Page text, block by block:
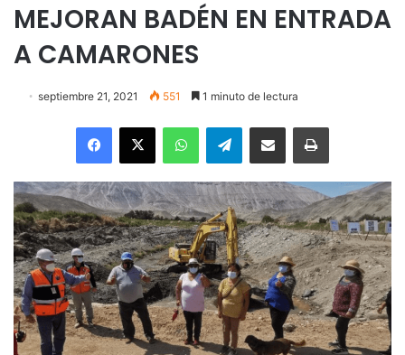
MEJORAN BADÉN EN ENTRADA
A CAMARONES
septiembre 21, 2021 551 1 minuto de lectura
Facebook
X WhatsAppTelegramEnviar vía email Imprimir